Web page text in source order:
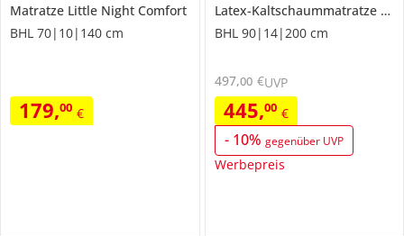
Matratze Little Night Comfort
BHL 70|10|140 cm
179,00 €
Latex-Kaltschaummatratze
BHL 90|14|200 cm
445,00 €
- 10% gegenüber UVP
Werbepreis
497,00 €UVP